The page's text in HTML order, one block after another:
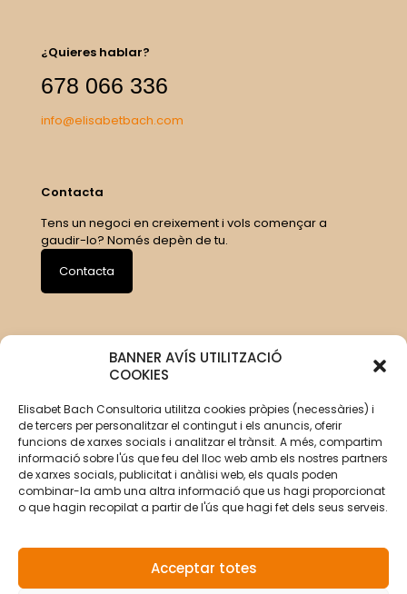
BANNER AVÍS UTILITZACIÓ
COOKIES
Elisabet Bach Consultoria utilitza cookies pròpies (necessàries) i
de tercers per personalitzar el contingut i els anuncis, oferir
funcions de xarxes socials i analitzar el trànsit. A més, compartim
informació sobre l'ús que feu del lloc web amb els nostres partners
de xarxes socials, publicitat i anàlisi web, els quals poden
combinar-la amb una altra informació que us hagi proporcionat
o que hagin recopilat a partir de l'ús que hagi fet dels seus serveis.
Acceptar totes
¿Quieres hablar?
678 066 336
info@elisabetbach.com
Contacta
Tens un negoci en creixement i vols començar a
gaudir-lo? Només depèn de tu.
Contacta